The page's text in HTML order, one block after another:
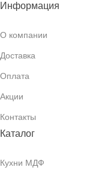
Информация
О компании
Доставка
Оплата
Акции
Контакты
Каталог
Кухни МДФ